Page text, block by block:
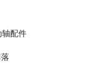
轴配件